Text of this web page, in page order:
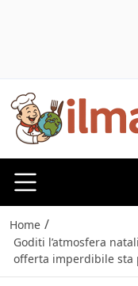
Home /
Goditi l’atmosfera
offerta imperdibile sta